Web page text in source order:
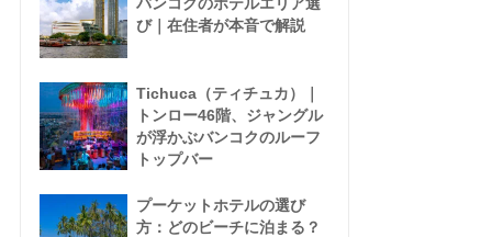
び｜在住者が本音で解説
Tichuca（ティチュカ）｜
トンロー46階、ジャングル
が浮かぶバンコクのルーフ
トップバー
プーケットホテルの選び
方：どのビーチに泊まる？